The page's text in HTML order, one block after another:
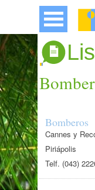
Bomberos
Cannes y
Piriápolis
Telf. (043)